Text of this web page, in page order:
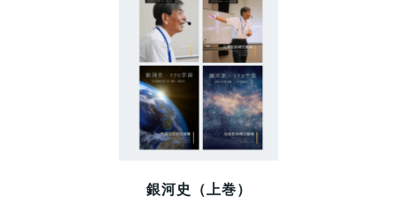
銀河史（上巻）